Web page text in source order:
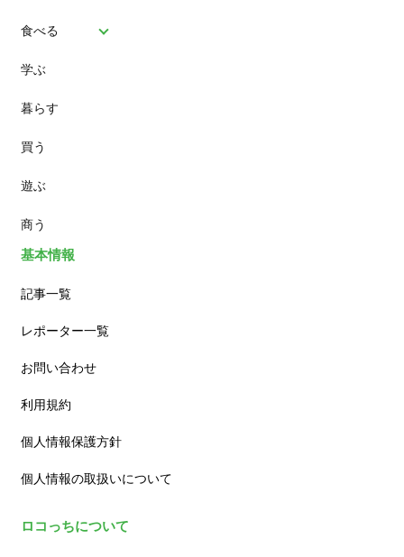
食べる
パン
スイーツ
ランチ
カフェ
学ぶ
暮らす
買う
遊ぶ
商う
基本情報
記事一覧
レポーター一覧
お問い合わせ
利用規約
個人情報保護方針
個人情報の取扱いについて
ロコっちについて